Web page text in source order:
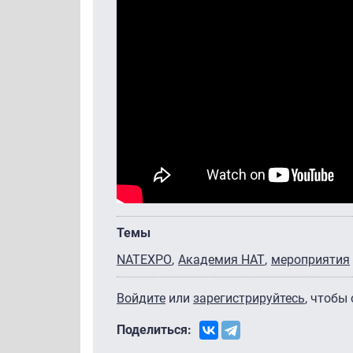
Темы
NATEXPO Академия НАТ мероприятия
Войдите или зарегистрируйтесь, чтобы
Поделиться: